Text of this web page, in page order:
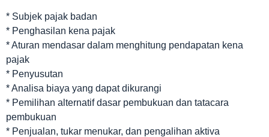
* Subjek pajak badan
* Penghasilan kena pajak
* Aturan mendasar dalam menghitung pendapatan kena
pajak
* Penyusutan
* Analisa biaya yang dapat dikurangi
* Pemilihan alternatif dasar pembukuan dan tatacara
pembukuan
* Penjualan, tukar menukar, dan pengalihan aktiva